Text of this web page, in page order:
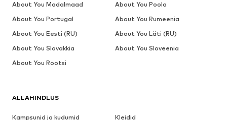
ALLAHINDLUS
Kampsunid ja kudumid
Kleidid
About You Madalmaad
About You Poola
About You Portugal
About You Rumeenia
About You Eesti (RU)
About You Läti (RU)
About You Slovakkia
About You Sloveenia
About You Rootsi